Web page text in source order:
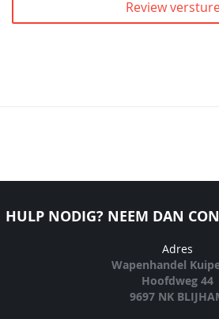
Review
HULP NODIG? NEEM DAN
Adres
Wapenhandel
Hoofdweg 44
9697 NK